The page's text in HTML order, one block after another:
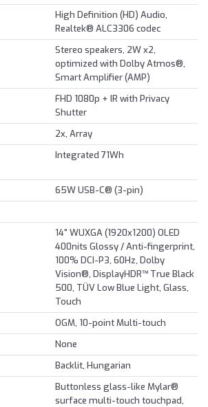
High Definition (HD) Audio,
Realtek® ALC3306 codec
Stereo speakers, 2W x2,
optimized with Dolby Atmos®,
Smart Amplifier (AMP)
FHD 1080p + IR with Privacy
Shutter
2x, Array
Integrated 71Wh
65W USB-C® (3-pin)
14" WUXGA (1920x1200) OLED
400nits Glossy / Anti-fingerprint,
100% DCI-P3, 60Hz, Dolby
Vision®, DisplayHDR™ True Black
500, TÜV Low Blue Light, Glass,
Touch
OGM, 10-point Multi-touch
None
Backlit, Hungarian
Buttonless glass-like Mylar®
surface multi-touch touchpad,